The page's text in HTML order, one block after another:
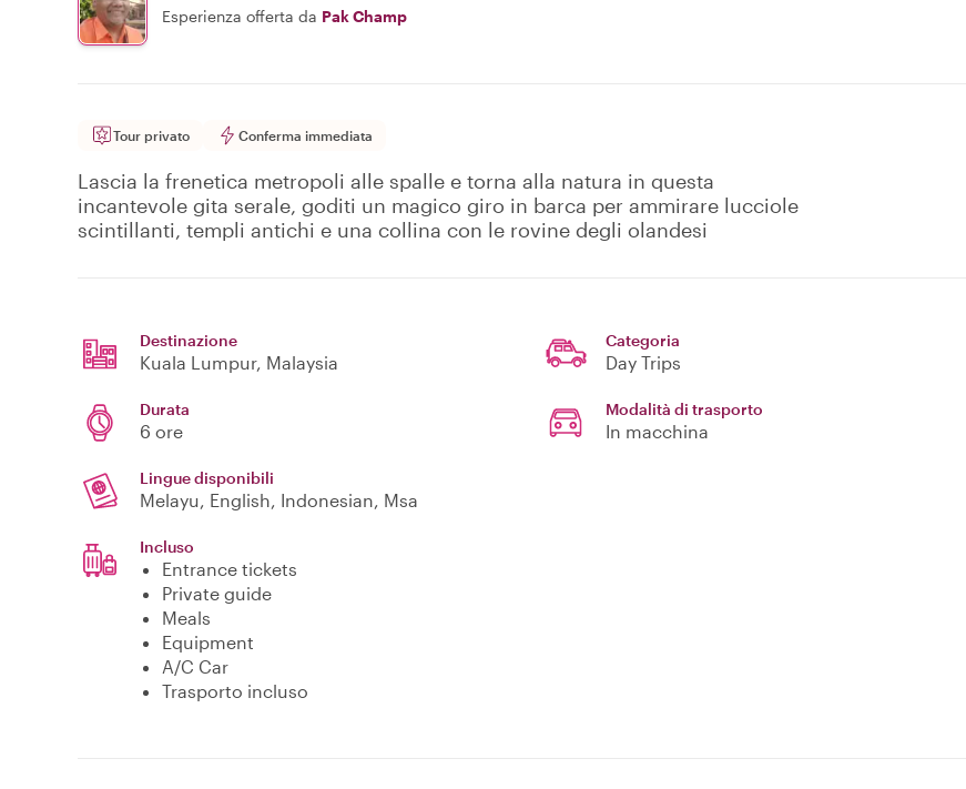
Esperienza offerta da Pak Champ
Tour privato Conferma immediata
Lascia la frenetica metropoli alle spalle e torna alla natura in questa
incantevole gita serale, goditi un magico giro in barca per ammirare lucciole
scintillanti, templi antichi e una collina con le rovine degli olandesi
Destinazione
Kuala Lumpur, Malaysia
Categoria
Day Trips
Durata
6 ore
Modalità di trasporto
In macchina
Lingue disponibili
Melayu, English, Indonesian, Msa
Incluso
Entrance tickets
Private guide
Meals
Equipment
A/C Car
Trasporto incluso